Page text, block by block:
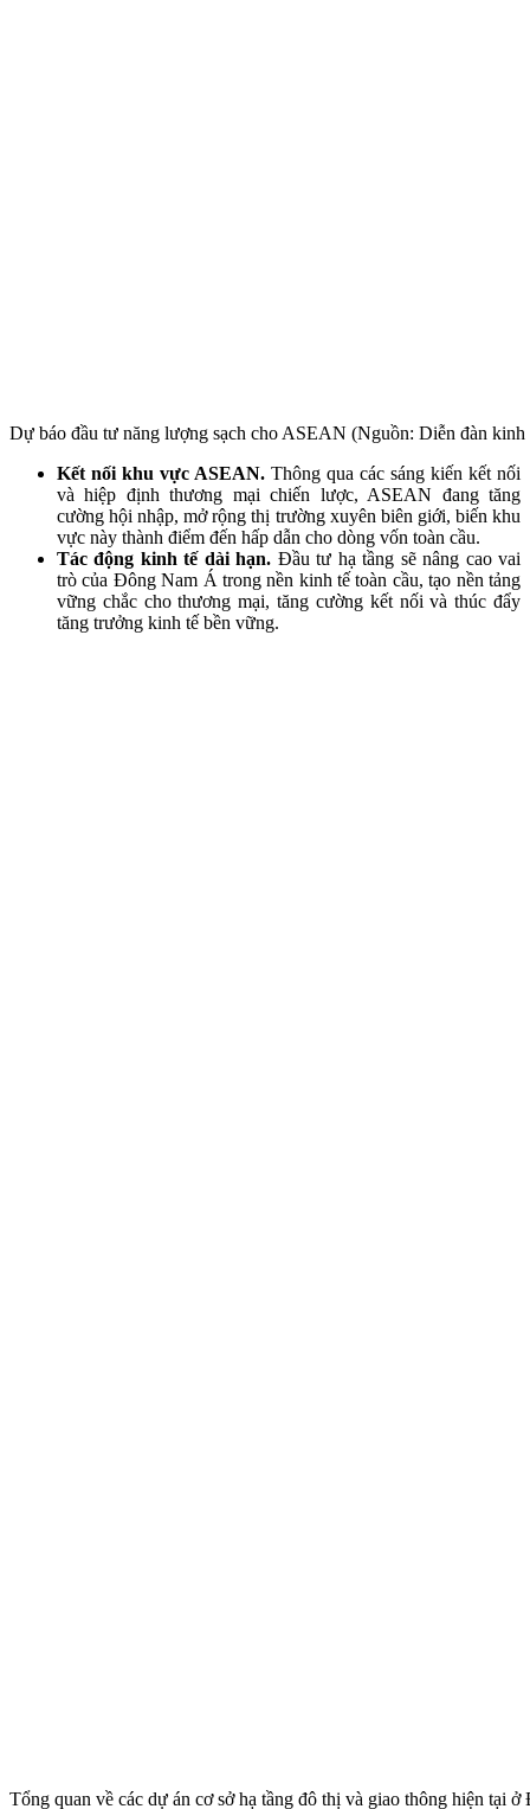
Dự báo đầu tư năng lượng sạch cho ASEAN (Nguồn: Diễn đàn kinh
Kết nối khu vực ASEAN. Thông qua các sáng kiến kết nối
và hiệp định thương mại chiến lược, ASEAN đang tăng
cường hội nhập, mở rộng thị trường xuyên biên giới, biến khu
vực này thành điểm đến hấp dẫn cho dòng vốn toàn cầu.
Tác động kinh tế dài hạn. Đầu tư hạ tầng sẽ nâng cao vai
trò của Đông Nam Á trong nền kinh tế toàn cầu, tạo nền tảng
vững chắc cho thương mại, tăng cường kết nối và thúc đẩy
tăng trưởng kinh tế bền vững.
Tổng quan về các dự án cơ sở hạ tầng đô thị và giao thông hiện tại